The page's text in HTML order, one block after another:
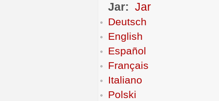
Jar: Jar
Deutsch
English
Español
Français
Italiano
Polski